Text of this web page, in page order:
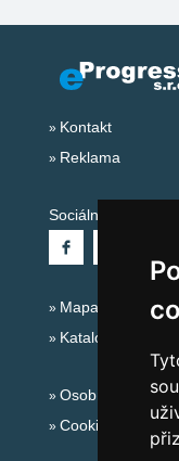
Kontakt
Reklama
Sociální sítě:
Mapa serveru
Katalog ubytování
Osobní údaje
Cookies